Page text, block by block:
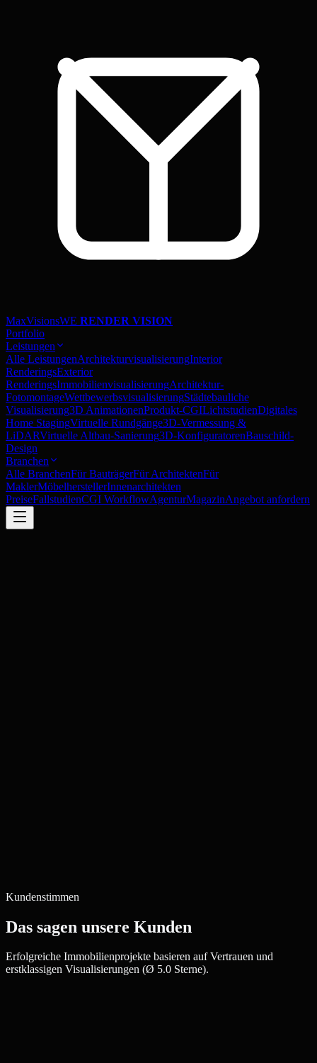
MaxVisionsWE RENDER VISION
Portfolio
Leistungen
Alle LeistungenArchitekturvisualisierungInterior
RenderingsExterior
RenderingsImmobilienvisualisierungArchitektur-
FotomontageWettbewerbsvisualisierungStädtebauliche
Visualisierung3D AnimationenProdukt-CGILichtstudienDigitales
Home StagingVirtuelle Rundgänge3D-Vermessung &
LiDARVirtuelle Altbau-Sanierung3D-KonfiguratorenBauschild-
Design
Branchen
Alle BranchenFür BauträgerFür ArchitektenFür
MaklerMöbelherstellerInnenarchitekten
PreiseFallstudienCGI WorkflowAgenturMagazinAngebot anfordern
Kundenstimmen
Das sagen unsere Kunden
Erfolgreiche Immobilienprojekte basieren auf Vertrauen und
erstklassigen Visualisierungen (Ø 5.0 Sterne).